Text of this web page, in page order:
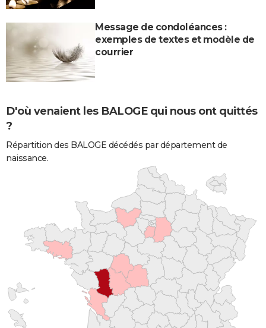
Message de condoléances :
exemples de textes et modèle de
courrier
D'où venaient les BALOGE qui nous ont quittés
?
Répartition des BALOGE décédés par département de
naissance.